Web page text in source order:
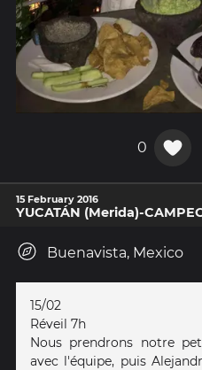
0
15 February 2016
YUCATÁN (Merida)-
Buenavista, Mexico
15/02
Réveil 7h
Nous prendrons notre
avec l'équipe, puis